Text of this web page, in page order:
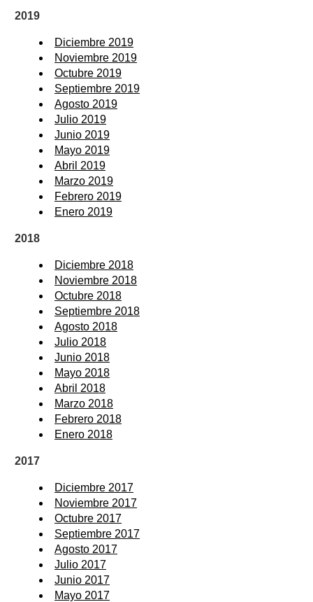
2019
Diciembre 2019
Noviembre 2019
Octubre 2019
Septiembre 2019
Agosto 2019
Julio 2019
Junio 2019
Mayo 2019
Abril 2019
Marzo 2019
Febrero 2019
Enero 2019
2018
Diciembre 2018
Noviembre 2018
Octubre 2018
Septiembre 2018
Agosto 2018
Julio 2018
Junio 2018
Mayo 2018
Abril 2018
Marzo 2018
Febrero 2018
Enero 2018
2017
Diciembre 2017
Noviembre 2017
Octubre 2017
Septiembre 2017
Agosto 2017
Julio 2017
Junio 2017
Mayo 2017